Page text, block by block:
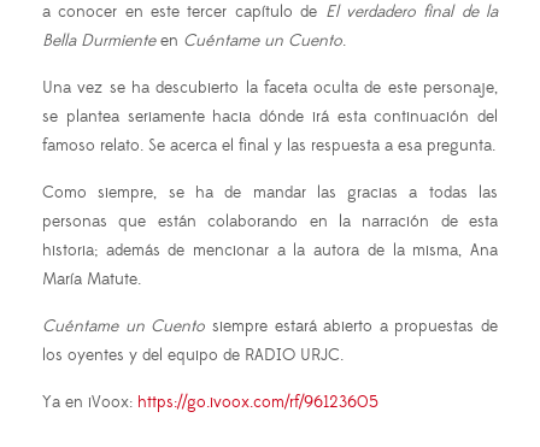
a conocer en este tercer capítulo de El verdadero final de la
Bella Durmienteen Cuéntame un Cuento.
Una vez se ha descubierto la faceta oculta de este personaje,
se plantea seriamente hacia dónde irá esta continuación del
famoso relato. Se acerca el final y las respuesta a esa pregunta.
Como siempre, se ha de mandar las gracias a todas las
personas que están colaborando en la narración de esta
historia; además de mencionar a la autora de la misma, Ana
María Matute.
Cuéntame un Cuento siempre estará abierto a propuestas de
los oyentes y del equipo de RADIO URJC.
Ya en iVoox: https://go.ivoox.com/rf/96123605